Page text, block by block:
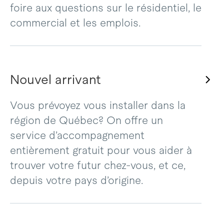
foire aux questions sur le résidentiel, le
commercial et les emplois.
Nouvel arrivant
Vous prévoyez vous installer dans la
région de Québec? On offre un
service d’accompagnement
entièrement gratuit pour vous aider à
trouver votre futur chez-vous, et ce,
depuis votre pays d’origine.